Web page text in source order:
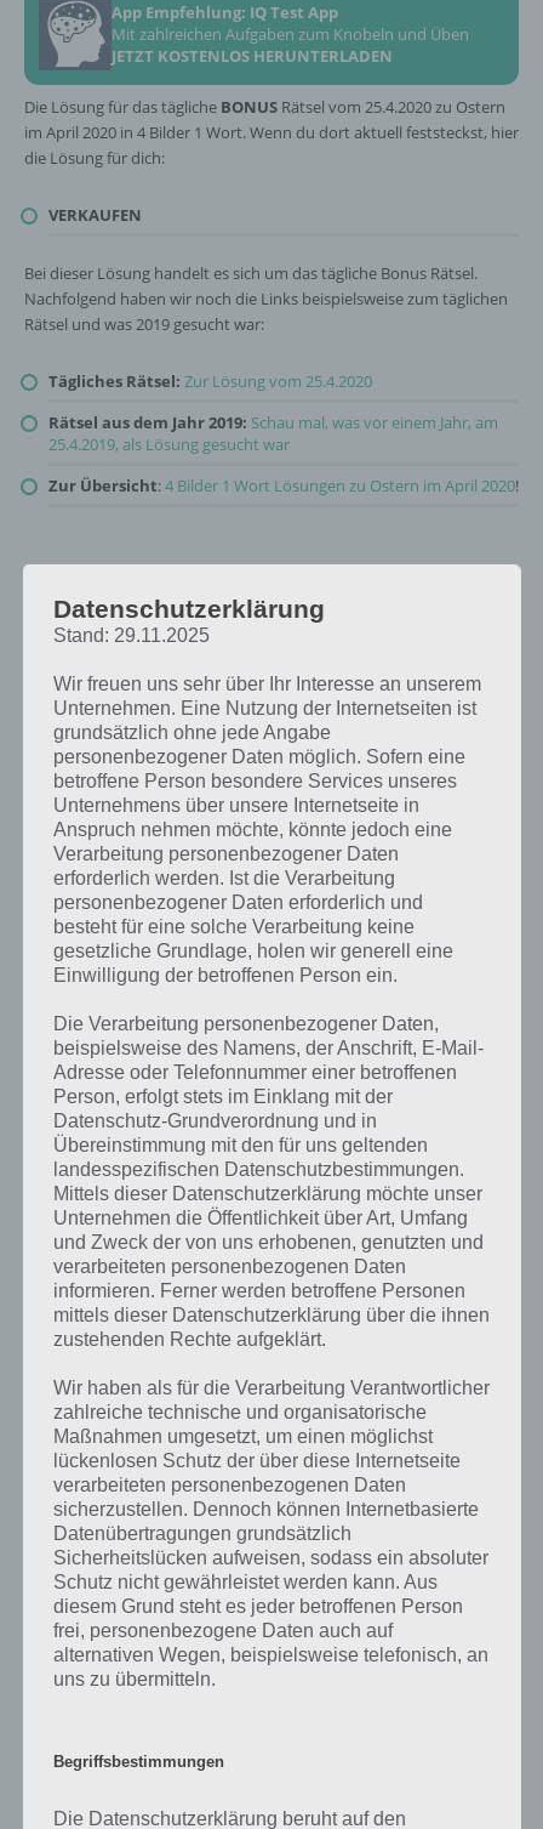
App Empfehlung: IQ Test App
Mit zahlreichen Aufgaben zum Knobeln und Üben
JETZT KOSTENLOS HERUNTERLADEN
Die Lösung für das tägliche BONUS Rätsel vom 25.4.2020 zu Ostern
im April 2020 in 4 Bilder 1 Wort. Wenn du dort aktuell feststeckst, hier
die Lösung für dich:
VERKAUFEN
Bei dieser Lösung handelt es sich um das tägliche Bonus Rätsel.
Nachfolgend haben wir noch die Links beispielsweise zum täglichen
Rätsel und was 2019 gesucht war:
Tägliches Rätsel: Zur Lösung vom 25.4.2020
Rätsel aus dem Jahr 2019: Schau mal, was vor einem Jahr, am
25.4.2019, als Lösung gesucht war
Zur Übersicht:4 Bilder 1 Wort Lösungen zu Ostern im April 2020!
Kurze Begriffserklärung zur Lösung
Verkaufen
Verkaufen ist die Lösung für das tägliche Bonus Rätsel am 25.4.2020
in 4 Bilder 1 Wort, doch welche Bedeutung hat dieses eigentlich und
was gibt es dazu zu wissen? Passt das Wort auch zu Ostern? Zu
bestimmten Lösungen präsentieren wir daher auch immer eine
kurze Begriffserklärung!
Kapitalismus und Warenkreislauf unvermeidbar. Überall wo verkauft
wird, wird auch gekauft. Angebot und Nachfrage bestimmen den
Preis. Es sind einige Begrifflichkeiten, die in diesem Zusammenhang
immer wieder fallen. Verkaufen hat hierbei das Ziel, dass etwas, was
sich im Eigentum befindet, an jemand anderes gegen eine Bezahlung
verkauft wird. Die Bezahlung kann in Form von Sachanlagen oder
Geld erfolgen. Dabei kann man als geschickter Verkäufer etwas über
den eigentlichen Wert, also überteuert, verkaufen. Man kann aber
auch etwas sehr günstig verkaufen. In der Wirtschaft wird hierbei
zwischen den Preisführern und den Qualitätsführern unterschieden.
Verkaufen kann auch im Sinne von verkäuflich gemeint sein. So kann
gut verkauft, dann sagen wir gerne etwas verkauft sich wie
daher bei fast allen Menschen weit oben auf der Einkaufsliste.
Datenschutzerklärung
Stand: 29.11.2025
Wir freuen uns sehr über Ihr Interesse an unserem
Unternehmen. Eine Nutzung der Internetseiten ist
grundsätzlich ohne jede Angabe
personenbezogener Daten möglich. Sofern eine
betroffene Person besondere Services unseres
Unternehmens über unsere Internetseite in
Anspruch nehmen möchte, könnte jedoch eine
Verarbeitung personenbezogener Daten
erforderlich werden. Ist die Verarbeitung
personenbezogener Daten erforderlich und
besteht für eine solche Verarbeitung keine
gesetzliche Grundlage, holen wir generell eine
Einwilligung der betroffenen Person ein.
Die Verarbeitung personenbezogener Daten,
beispielsweise des Namens, der Anschrift, E-Mail-
Adresse oder Telefonnummer einer betroffenen
Person, erfolgt stets im Einklang mit der
Datenschutz-Grundverordnung und in
Übereinstimmung mit den für uns geltenden
landesspezifischen Datenschutzbestimmungen.
Mittels dieser Datenschutzerklärung möchte unser
Unternehmen die Öffentlichkeit über Art, Umfang
und Zweck der von uns erhobenen, genutzten und
verarbeiteten personenbezogenen Daten
informieren. Ferner werden betroffene Personen
mittels dieser Datenschutzerklärung über die ihnen
zustehenden Rechte aufgeklärt.
Wir haben als für die Verarbeitung Verantwortlicher
zahlreiche technische und organisatorische
Maßnahmen umgesetzt, um einen möglichst
lückenlosen Schutz der über diese Internetseite
verarbeiteten personenbezogenen Daten
sicherzustellen. Dennoch können Internetbasierte
Datenübertragungen grundsätzlich
Sicherheitslücken aufweisen, sodass ein absoluter
Schutz nicht gewährleistet werden kann. Aus
diesem Grund steht es jeder betroffenen Person
frei, personenbezogene Daten auch auf
alternativen Wegen, beispielsweise telefonisch, an
uns zu übermitteln.
Begriffsbestimmungen
Die Datenschutzerklärung beruht auf den